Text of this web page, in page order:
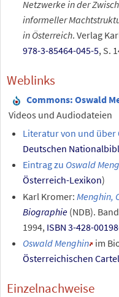
Netzwerke in der
informeller
in Österreich. Verlag
978-3-85464-045-5, S.
Weblinks
Commons: Oswald
Videos und Audiodateien
Literatur von und über
Deutschen
Eintrag zu Oswald
Österreich-Lexikon)
Karl Kromer: Menghin,
Biographie(NDB). Band
1994, ISBN 3-428-
Oswald Menghin im
Österreichischen
Einzelnachweise